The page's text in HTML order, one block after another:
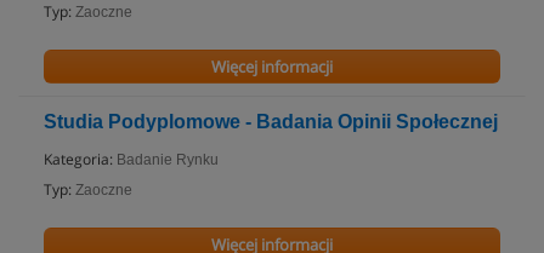
Typ: Zaoczne
Więcej informacji
Studia Podyplomowe - Badania Opinii Społecznej
Kategoria: Badanie Rynku
Typ: Zaoczne
Więcej informacji